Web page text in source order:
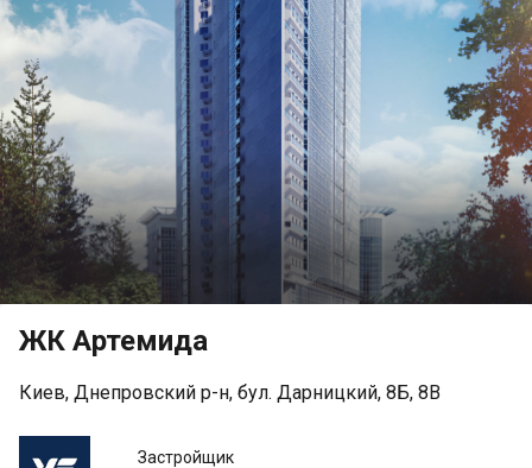
ЖК Артемида
Киев, Днепровский р-н, бул. Дарницкий, 8Б, 8В
Застройщик